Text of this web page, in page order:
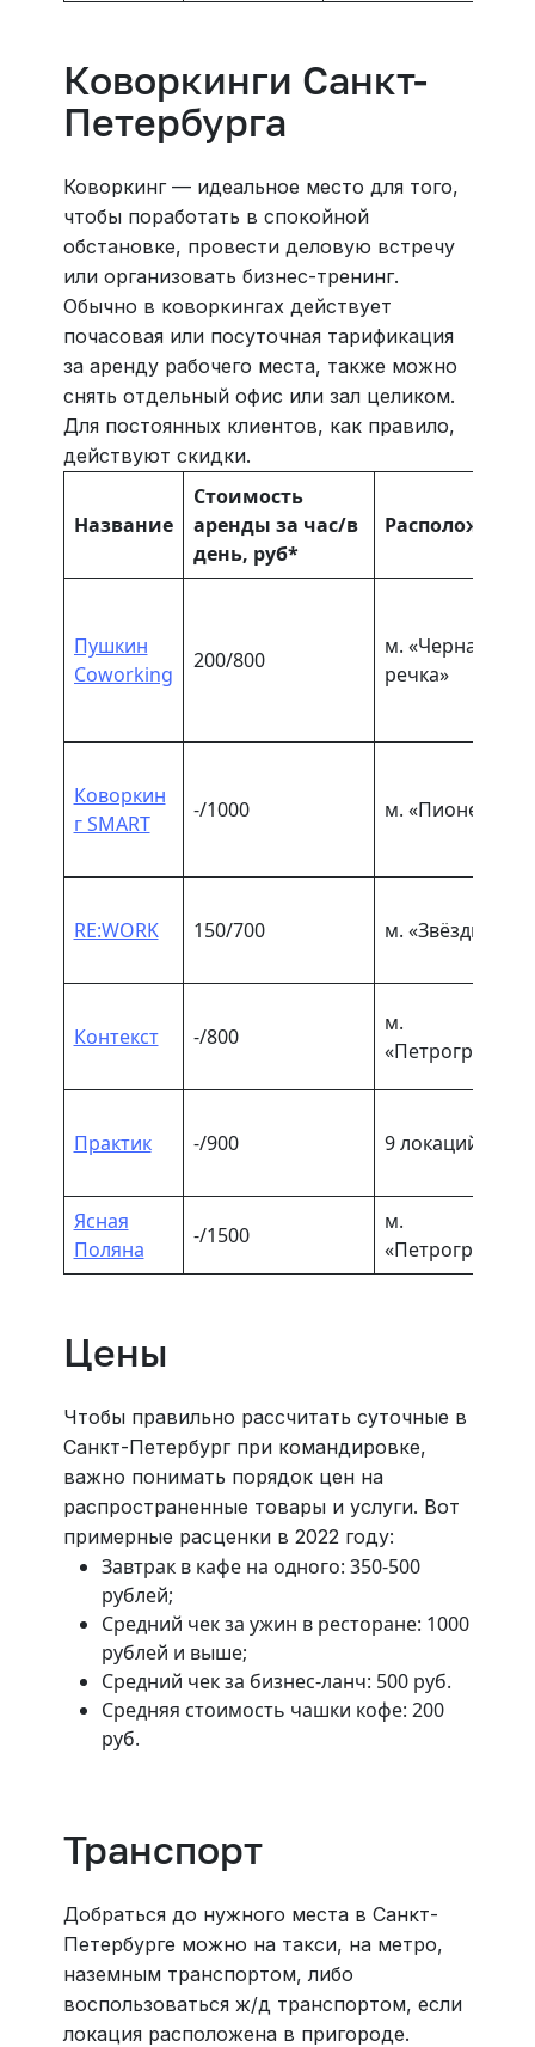
Коворкинги Санкт-
Петербурга
Коворкинг — идеальное место для того,
чтобы поработать в спокойной
обстановке, провести деловую встречу
или организовать бизнес-тренинг.
Обычно в коворкингах действует
почасовая или посуточная тарификация
за аренду рабочего места, также можно
снять отдельный офис или зал целиком.
Для постоянных клиентов, как правило,
действуют скидки.
Название
Стоимость
аренды за час/в
день, руб*
Расположение
Пушкин
Coworking
200/800
м. «Черная
речка»
Коворкин
г SMART
-/1000 м.
RE:WORK 150/700 м. «Звёздная»
Контекст -/800
м.
Практик -/900 9 локаций в
Ясная
Поляна
-/1500
м.
Цены
Чтобы правильно рассчитать суточные в
Санкт-Петербург при командировке,
важно понимать порядок цен на
распространенные товары и услуги. Вот
примерные расценки в 2022 году:
Завтрак в кафе на одного: 350-500
рублей;
Средний чек за ужин в ресторане: 1000
рублей и выше;
Средний чек за бизнес-ланч: 500 руб.
Средняя стоимость чашки кофе: 200
руб.
Транспорт
Добраться до нужного места в Санкт-
Петербурге можно на такси, на метро,
наземным транспортом, либо
воспользоваться ж/д транспортом, если
локация расположена в пригороде.